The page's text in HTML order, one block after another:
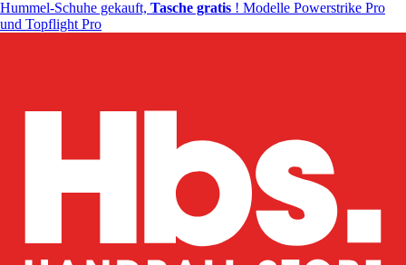
Hummel-Schuhe gekauft, Tasche gratis ! Modelle Powerstrike Pro
und Topflight Pro